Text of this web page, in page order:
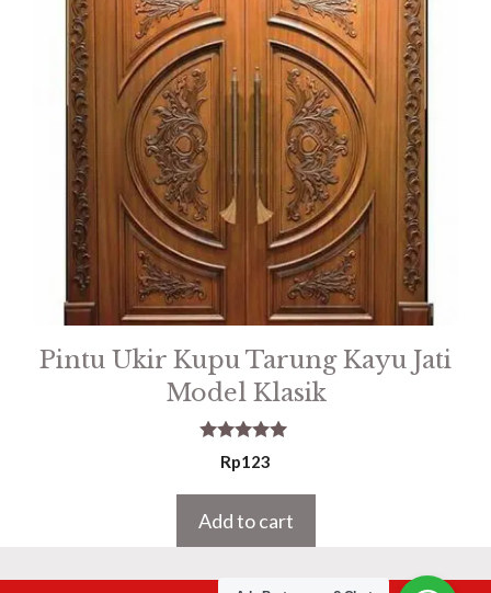
Pintu Ukir Kupu Tarung Kayu Jati
Model Klasik
5.00
out of 5
Rp123
Add to cart